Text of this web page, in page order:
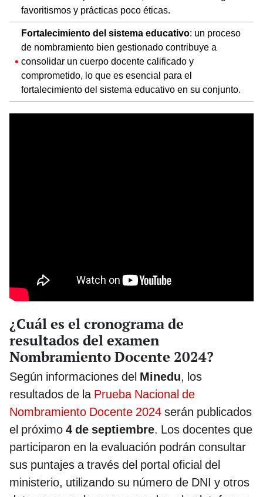
favoritismos y prácticas poco éticas.
Fortalecimiento del sistema educativo: un proceso
de nombramiento bien gestionado contribuye a
consolidar un cuerpo docente calificado y
comprometido, lo que es esencial para el
fortalecimiento del sistema educativo en su conjunto.
¿Cuál es el cronograma de
resultados del examen
Nombramiento Docente 2024?
Según informaciones del Minedu, los
resultados de la Prueba Nacional de
Nombramiento Docente 2024 serán publicados
el próximo 4 de septiembre. Los docentes que
participaron en la evaluación podrán consultar
sus puntajes a través del portal oficial del
ministerio, utilizando su número de DNI y otros